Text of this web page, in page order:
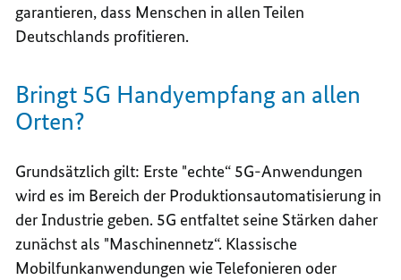
garantieren, dass Menschen in allen Teilen
Deutschlands profitieren.
Bringt 5G Handyempfang an allen
Orten?
Grundsätzlich gilt: Erste "echte“ 5G-Anwendungen
wird es im Bereich der Produktionsautomatisierung in
der Industrie geben. 5G entfaltet seine Stärken daher
zunächst als "Maschinennetz“. Klassische
Mobilfunkanwendungen wie Telefonieren oder